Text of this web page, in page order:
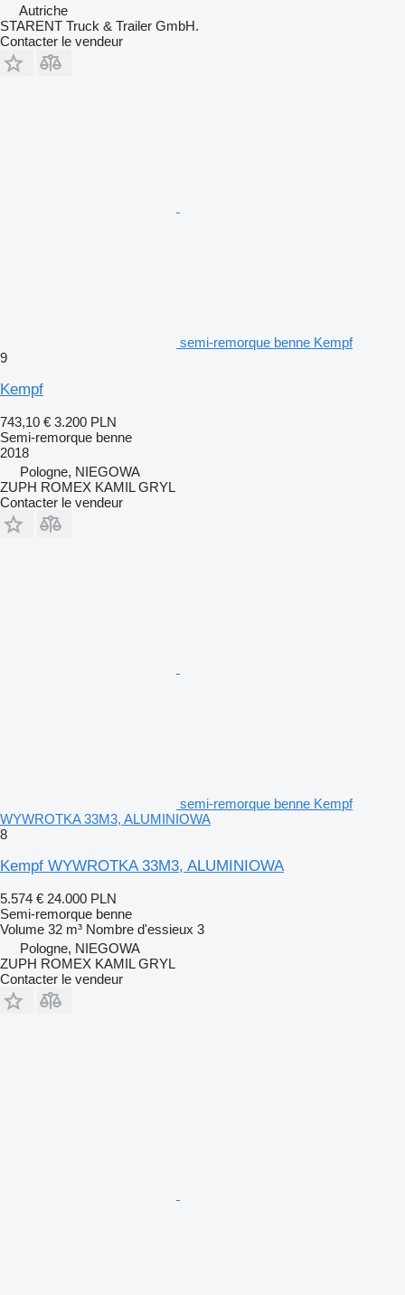
Autriche
STARENT Truck & Trailer GmbH.
Contacter le vendeur
semi-remorque benne Kempf
9
Kempf
743,10 € 3.200 PLN
Semi-remorque benne
2018
Pologne, NIEGOWA
ZUPH ROMEX KAMIL GRYL
Contacter le vendeur
semi-remorque benne Kempf
WYWROTKA 33M3, ALUMINIOWA
8
Kempf WYWROTKA 33M3, ALUMINIOWA
5.574 € 24.000 PLN
Semi-remorque benne
Volume 32 m³ Nombre d'essieux 3
Pologne, NIEGOWA
ZUPH ROMEX KAMIL GRYL
Contacter le vendeur